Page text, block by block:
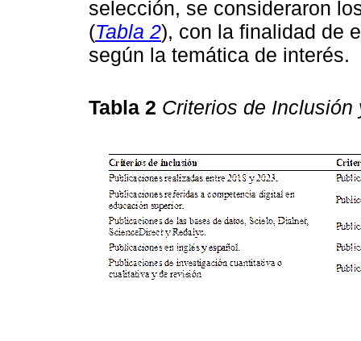
selección, se consideraron
(Tabla 2), con la finalidad de
según la temática de interés.
Tabla 2 Criterios de Inclusión